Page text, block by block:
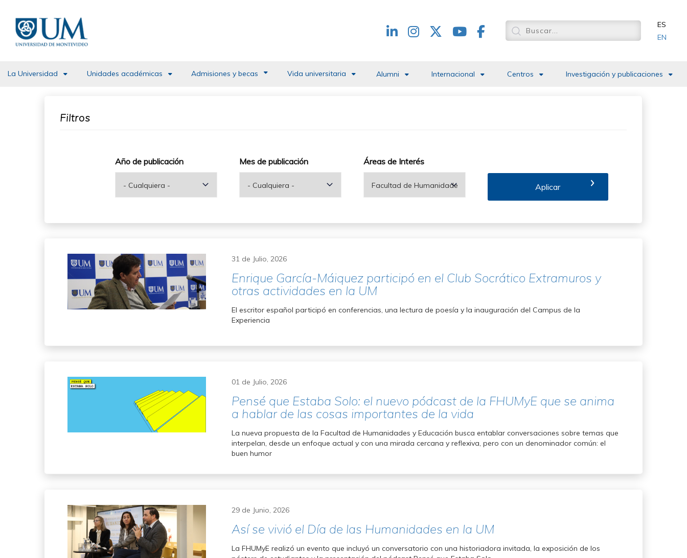
contenido
principal
Redes
ES
EN
La Universidad Unidades académicas Admisiones y becas Vida universitaria Alumni Internacional Centros Investigación y publicaciones
Filtros
Áreas de Interés
Año de publicación Mes de publicación
31 de Julio, 2026
Enrique García-Máiquez participó en el Club Socrático Extramuros y
otras actividades en la UM
El escritor español participó en conferencias, una lectura de poesía y la inauguración del Campus de la
Experiencia
01 de Julio, 2026
Pensé que Estaba Solo: el nuevo pódcast de la FHUMyE que se anima
a hablar de las cosas importantes de la vida
La nueva propuesta de la Facultad de Humanidades y Educación busca entablar conversaciones sobre temas que
interpelan, desde un enfoque actual y con una mirada cercana y reflexiva, pero con un denominador común: el
buen humor
29 de Junio, 2026
Así se vivió el Día de las Humanidades en la UM
La FHUMyE realizó un evento que incluyó un conversatorio con una historiadora invitada, la exposición de los